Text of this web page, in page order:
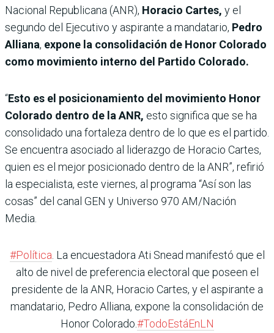
Nacional Republicana (ANR), Horacio Cartes, y el
segundo del Ejecutivo y aspirante a mandatario, Pedro
Alliana, expone la consolidación de Honor Colorado
como movimiento interno del Partido Colorado.
“Esto es el posicionamiento del movimiento Honor
Colorado dentro de la ANR, esto significa que se ha
consolidado una fortaleza dentro de lo que es el partido.
Se encuentra asociado al liderazgo de Horacio Cartes,
quien es el mejor posicionado dentro de la ANR”, refirió
la especialista, este viernes, al programa “Así son las
cosas” del canal GEN y Universo 970 AM/Nación
Media.
#Política . La encuestadora Ati Snead manifestó que el
alto de nivel de preferencia electoral que poseen el
presidente de la ANR, Horacio Cartes, y el aspirante a
mandatario, Pedro Alliana, expone la consolidación de
Honor Colorado.#TodoEstáEnLN